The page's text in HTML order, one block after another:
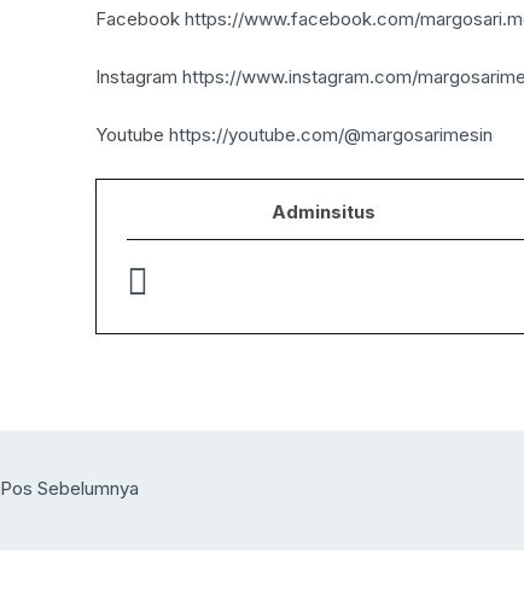
Facebookhttps://www.facebook.com/
Instagramhttps://www.instagram.com/
Youtubehttps://youtube.com/@margosarimesin
Adminsitus
Pos Sebelumnya